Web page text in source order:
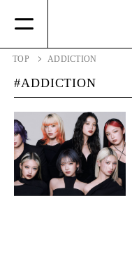
TOP ADDICTION
ADDICTION